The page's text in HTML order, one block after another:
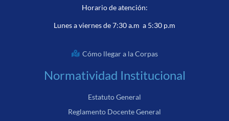
Horario de atención:
Lunes a viernes de 7:30 a.m a 5:30 p.m
Cómo llegar a la Corpas
Normatividad Institucional
Estatuto General
Reglamento Docente General